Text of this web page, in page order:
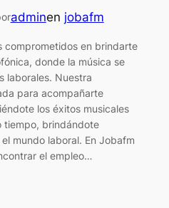
adminen jobafm
comprometidos en brindarte
donde la música se
laborales. Nuestra
para acompañarte
los éxitos musicales
tiempo, brindándote
mundo laboral. En Jobafm
el empleo…